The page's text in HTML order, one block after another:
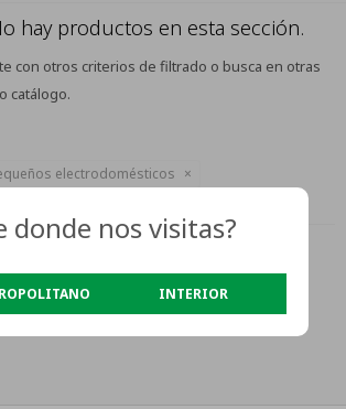
hay productos en esta sección.
con otros criterios de filtrado o busca en otras
catálogo.
electrodomésticos
donde nos visitas?
INTERIOR